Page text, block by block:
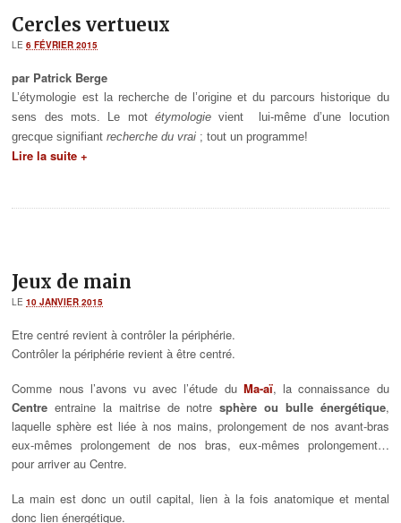
Cercles vertueux
LE6 FÉVRIER 2015
par Patrick Berge
L’étymologie est la recherche de l’origine et du parcours historique du
sens des mots. Le mot étymologievient lui-même d’une locution
grecque signifiantrecherche du vrai ; tout un programme!
Lire la suite +
Jeux de main
LE10 JANVIER 2015
Etre centré revient à contrôler la périphérie.
Contrôler la périphérie revient à être centré.
Comme nous l’avons vu avec l’étude du Ma-aï, la connaissance du
Centre entraine la maitrise de notresphère ou bulle énergétique,
laquelle sphère est liée à nos mains, prolongement de nos avant-bras
eux-mêmes prolongement de nos bras, eux-mêmes prolongement…
pour arriver au Centre.
La main est donc un outil capital, lien à la fois anatomique et mental
donc lien énergétique.